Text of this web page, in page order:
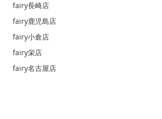
fairy長崎店
fairy鹿児島店
fairy小倉店
fairy栄店
fairy名古屋店